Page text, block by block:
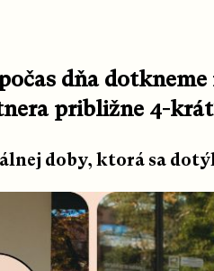
dňa
približne 4-
doby, ktorá sa